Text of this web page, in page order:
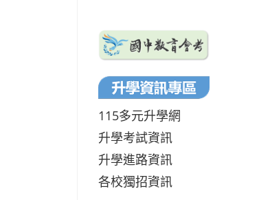
115多元升學網
升學考試資訊
升學進路資訊
各校獨招資訊